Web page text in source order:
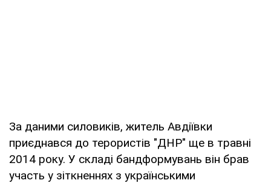
За даними силовиків, житель Авдіївки
приєднався до терористів "ДНР" ще в травні
2014 року. У складі бандформувань він брав
участь у зіткненнях з українськими